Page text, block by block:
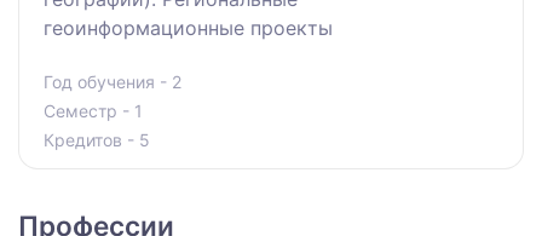
геоинформационные проекты
Год обучения - 2
Семестр - 1
Кредитов - 5
Профессии